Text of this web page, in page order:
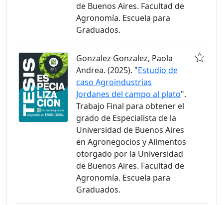
de Buenos Aires. Facultad de
Agronomía. Escuela para
Graduados.
Gonzalez Gonzalez, Paola
Andrea. (2025). "Estudio de
caso Agroindustrias
Jordanes del campo al plato".
Trabajo Final para obtener el
grado de Especialista de la
Universidad de Buenos Aires
en Agronegocios y Alimentos
otorgado por la Universidad
de Buenos Aires. Facultad de
Agronomía. Escuela para
Graduados.